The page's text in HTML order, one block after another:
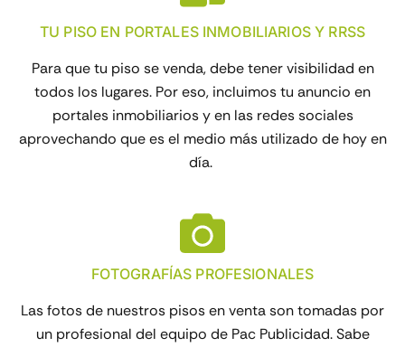
TU PISO EN PORTALES INMOBILIARIOS Y RRSS
Para que tu piso se venda, debe tener visibilidad en
todos los lugares. Por eso, incluimos tu anuncio en
portales inmobiliarios y en las redes sociales
aprovechando que es el medio más utilizado de hoy en
día.
FOTOGRAFÍAS PROFESIONALES
Las fotos de nuestros pisos en venta son tomadas por
un profesional del equipo de Pac Publicidad. Sabe